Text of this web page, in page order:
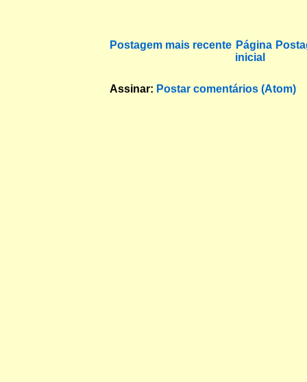
Postagem mais recente Página
inicial
Assinar: Postar comentários (Atom)